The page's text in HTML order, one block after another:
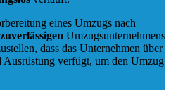
eines Umzugs nach
zuverlässigen Umzugsunternehmens
dass das Unternehmen über
verfügt, um den Umzug